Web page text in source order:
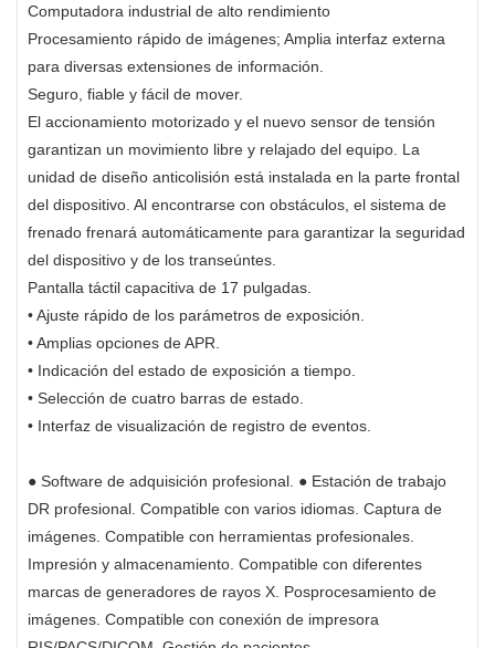
Computadora industrial de alto rendimiento
Procesamiento rápido de imágenes; Amplia interfaz externa
para diversas extensiones de información.
Seguro, fiable y fácil de mover.
El accionamiento motorizado y el nuevo sensor de tensión
garantizan un movimiento libre y relajado del equipo. La
unidad de diseño anticolisión está instalada en la parte frontal
del dispositivo. Al encontrarse con obstáculos, el sistema de
frenado frenará automáticamente para garantizar la seguridad
del dispositivo y de los transeúntes.
Pantalla táctil capacitiva de 17 pulgadas.
• Ajuste rápido de los parámetros de exposición.
• Amplias opciones de APR.
• Indicación del estado de exposición a tiempo.
• Selección de cuatro barras de estado.
• Interfaz de visualización de registro de eventos.
● Software de adquisición profesional. ● Estación de trabajo
DR profesional. Compatible con varios idiomas. Captura de
imágenes. Compatible con herramientas profesionales.
Impresión y almacenamiento. Compatible con diferentes
marcas de generadores de rayos X. Posprocesamiento de
imágenes. Compatible con conexión de impresora